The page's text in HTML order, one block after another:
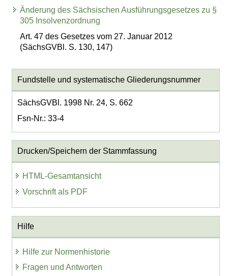
Änderung des Sächsischen Ausführungsgesetzes zu §
305 Insolvenzordnung
Art. 47 des Gesetzes vom 27. Januar 2012
(SächsGVBl. S. 130, 147)
Fundstelle und systematische Gliederungsnummer
SächsGVBl. 1998 Nr. 24, S. 662
Fsn-Nr.: 33-4
Drucken/Speichern der Stammfassung
HTML-Gesamtansicht
Vorschrift als PDF
Hilfe
Hilfe zur Normenhistorie
Fragen und Antworten